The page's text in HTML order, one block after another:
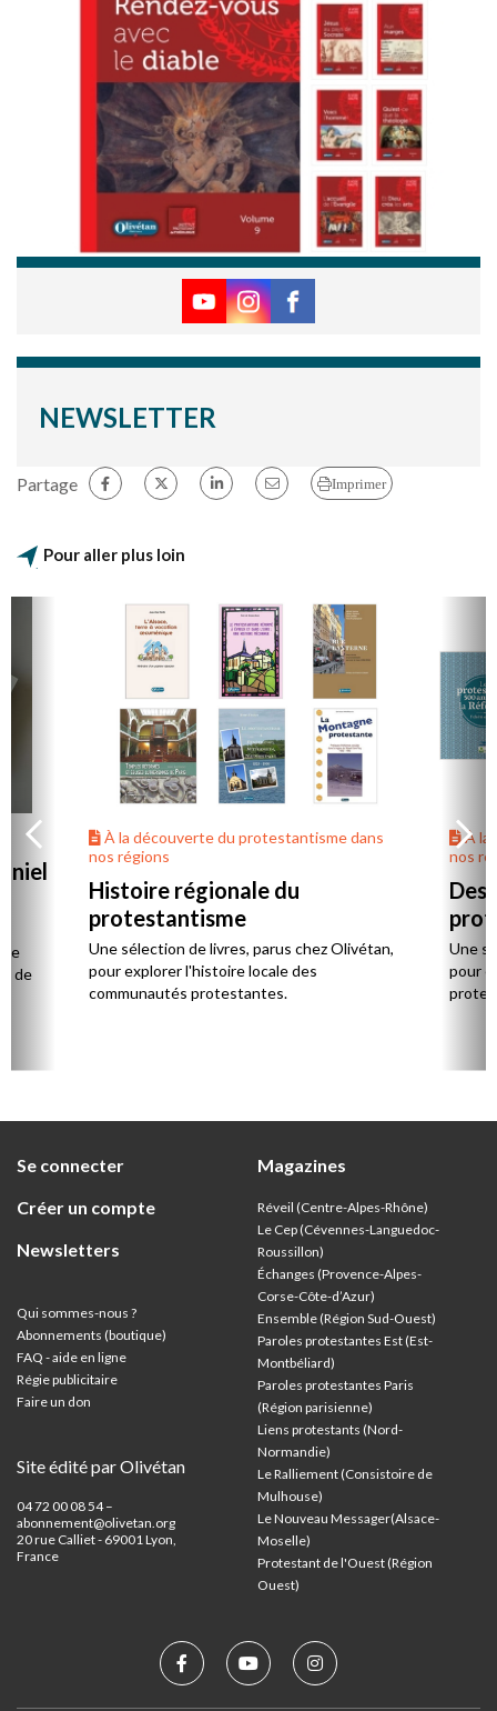
NEWSLETTER
Partage Imprimer
Pour aller plus loin
de
À la découverte du protestantisme dans
nos régions
Histoire régionale du
protestantisme
Une sélection de livres, parus chez Olivétan,
pour explorer l'histoire locale des
communautés protestantes.
À la
nos
Des
Une
pour
Se connecter
Créer un compte
Newsletters
Qui sommes-nous ?
Abonnements (boutique)
FAQ - aide en ligne
Régie publicitaire
Faire un don
Site édité par Olivétan
04 72 00 08 54 –
abonnement@olivetan.org
20 rue Calliet - 69001 Lyon,
France
Magazines
Réveil (Centre-Alpes-Rhône)
Le Cep (Cévennes-Languedoc-
Roussillon)
Échanges (Provence-Alpes-
Corse-Côte-d’Azur)
Ensemble (Région Sud-Ouest)
Paroles protestantes Est (Est-
Montbéliard)
Paroles protestantes Paris
(Région parisienne)
Liens protestants (Nord-
Normandie)
Le Ralliement (Consistoire de
Mulhouse)
Le Nouveau Messager(Alsace-
Moselle)
Protestant de l'Ouest (Région
Ouest)